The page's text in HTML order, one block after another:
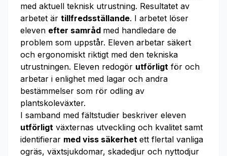
med aktuell teknisk utrustning. Resultatet av
arbetet är tillfredsställande. I arbetet löser
eleven efter samråd med handledare de
problem som uppstår. Eleven arbetar säkert
och ergonomiskt riktigt med den tekniska
utrustningen. Eleven redogör utförligt för och
arbetar i enlighet med lagar och andra
bestämmelser som rör odling av
plantskoleväxter.
I samband med fältstudier beskriver eleven
utförligt växternas utveckling och kvalitet samt
identifierar med viss säkerhet ett flertal vanliga
ogräs, växtsjukdomar, skadedjur och nyttodjur